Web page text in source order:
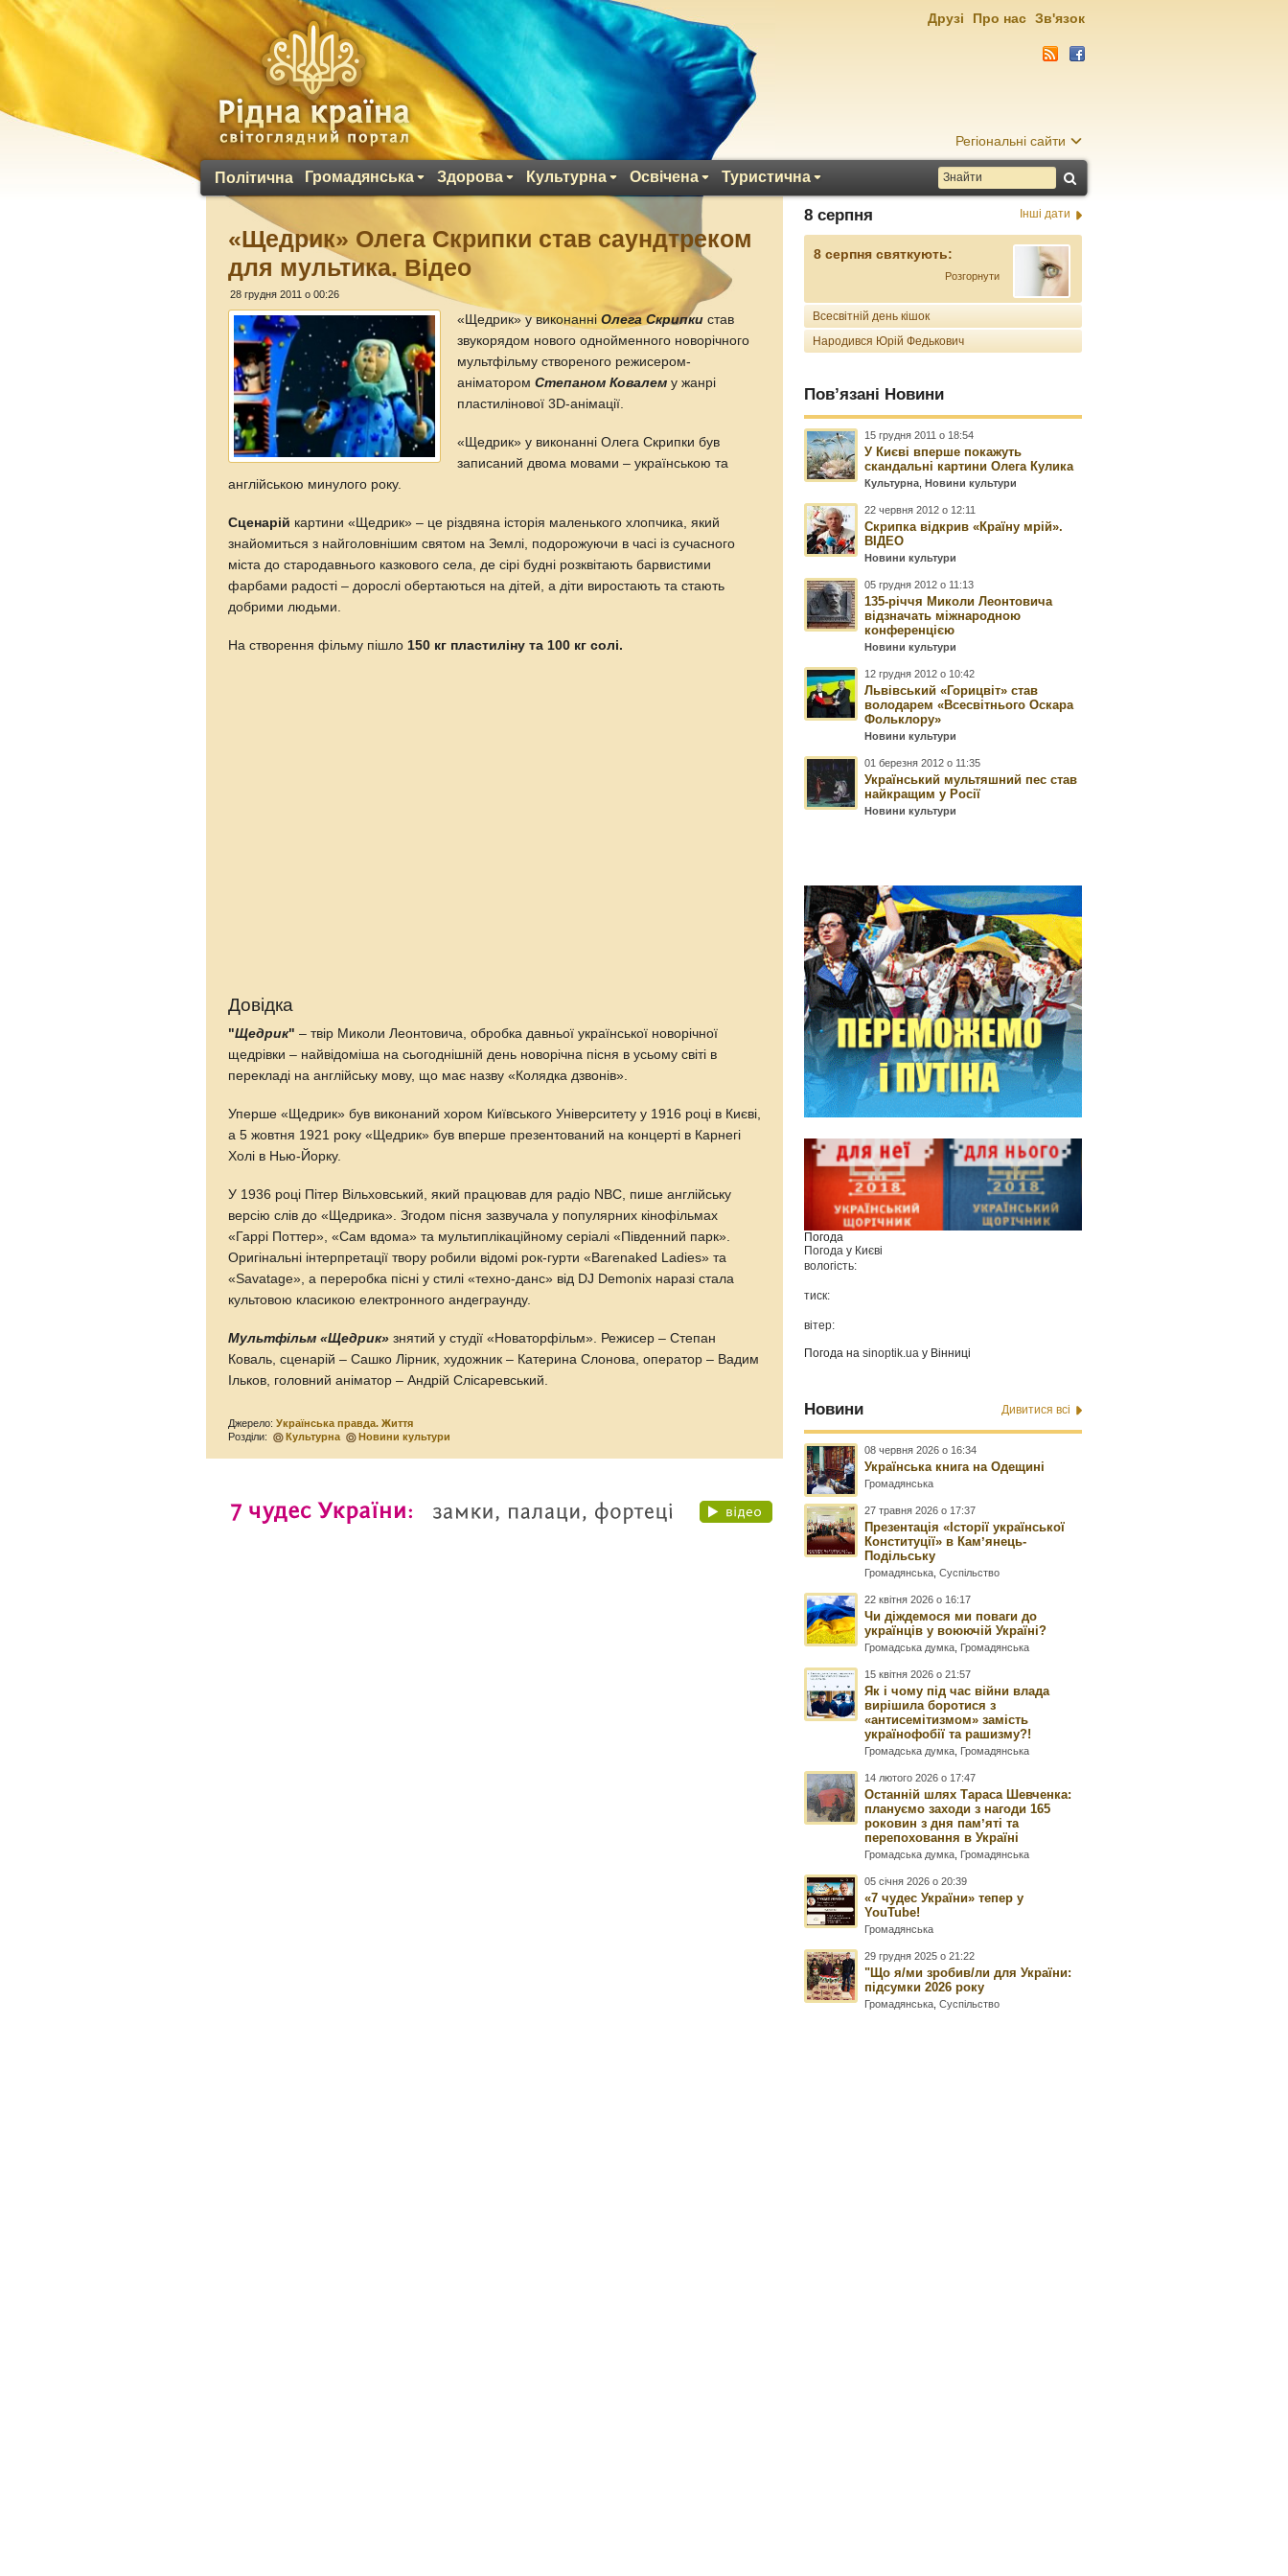
Регіональні сайти
Політична Громадянська Здорова Культурна Освічена Туристична
Друзі Про нас Зв'язок
«Щедрик» Олега Скрипки став саундтреком
для мультика. Відео
28 грудня 2011 о 00:26
«Щедрик» у виконанніОлега Скрипки став
звукорядом нового однойменного новорічного
мультфільму створеного режисером-
аніматоромСтепаном Ковалем у жанрі
пластилінової 3D-анімації.
«Щедрик» у виконанні Олега Скрипки був
записаний двома мовами – українською та
англійською минулого року.
Сценарій картини «Щедрик» – це різдвяна історія маленького хлопчика, який
знайомиться з найголовнішим святом на Землі, подорожуючи в часі із сучасного
міста до стародавнього казкового села, де сірі будні розквітають барвистими
фарбами радості – дорослі обертаються на дітей, а діти виростають та стають
добрими людьми.
На створення фільму пішло 150 кг пластиліну та 100 кг солі.
Довідка
"Щедрик" – твір Миколи Леонтовича, обробка давньої української новорічної
щедрівки – найвідоміша на сьогоднішній день новорічна пісня в усьому світі в
перекладі на англійську мову, що має назву «Колядка дзвонів».
Уперше «Щедрик» був виконаний хором Київського Університету у 1916 році в Києві,
а 5 жовтня 1921 року «Щедрик» був вперше презентований на концерті в Карнегі
Холі в Нью-Йорку.
У 1936 році Пітер Вільховський, який працював для радіо NBC, пише англійську
версію слів до «Щедрика». Згодом пісня зазвучала у популярних кінофільмах
«Гаррі Поттер», «Сам вдома» та мультиплікаційному серіалі «Південний парк».
Оригінальні інтерпретації твору робили відомі рок-гурти «Barenaked Ladies» та
«Savatage», а переробка пісні у стилі «техно-данс» від DJ Demonix наразі стала
культовою класикою електронного андеграунду.
Мультфільм «Щедрик» знятий у студії «Новаторфільм». Режисер – Степан
Коваль, сценарій – Сашко Лірник, художник – Катерина Слонова, оператор – Вадим
Ільков, головний аніматор – Андрій Слісаревський.
Джерело:Українська правда. Життя
Розділи:
Культурна Новини культури
8 серпня Інші дати
8 серпня святкують:
Розгорнути
Всесвітній день кішок
Народився Юрій Федькович
Пов’язані Новини
15 грудня 2011 о 18:54
У Києві вперше покажуть
скандальні картини Олега Кулика
Культурна Новини культури
22 червня 2012 о 12:11
Скрипка відкрив «Країну мрій».
ВІДЕО
Новини культури
05 грудня 2012 о 11:13
135-річчя Миколи Леонтовича
відзначать міжнародною
конференцією
Новини культури
12 грудня 2012 о 10:42
Львівський «Горицвіт» став
володарем «Всесвітнього Оскара
Фольклору»
Новини культури
01 березня 2012 о 11:35
Український мультяшний пес став
найкращим у Росії
Новини культури
Погода
Погода у Києві
вологість:
тиск:
вітер:
Погода наsinoptik.ua у Вінниці
Новини Дивитися всі
08 червня 2026 о 16:34
Українська книга на Одещині
Громадянська
27 травня 2026 о 17:37
Презентація «Історії української
Конституції» в Камʼянець-
Подільську
Громадянська ,Суспільство
22 квітня 2026 о 16:17
Чи діждемося ми поваги до
українців у воюючій Україні?
Громадська думка Громадянська
15 квітня 2026 о 21:57
Як і чому під час війни влада
вирішила боротися з
«антисемітизмом» замість
українофобії та рашизму?!
Громадська думка Громадянська
14 лютого 2026 о 17:47
Останній шлях Тараса Шевченка:
плануємо заходи з нагоди 165
роковин з дня памʼяті та
перепоховання в Україні
Громадська думка Громадянська
05 січня 2026 о 20:39
«7 чудес України» тепер у
YouTube!
Громадянська
29 грудня 2025 о 21:22
"Що я/ми зробив/ли для України:
підсумки 2026 року
Громадянська ,Суспільство